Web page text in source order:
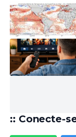
:: Conecte-